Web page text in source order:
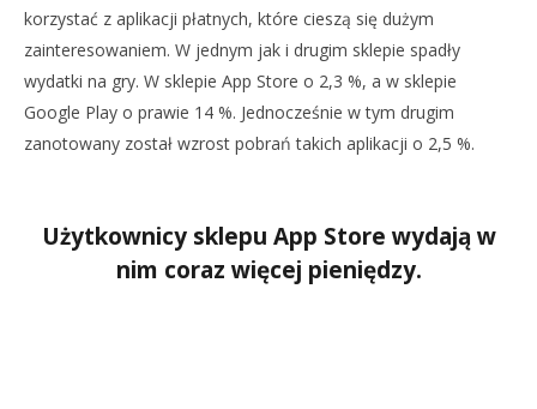
korzystać z aplikacji płatnych, które cieszą się dużym
zainteresowaniem. W jednym jak i drugim sklepie spadły
wydatki na gry. W sklepie App Store o 2,3 %, a w sklepie
Google Play o prawie 14 %. Jednocześnie w tym drugim
zanotowany został wzrost pobrań takich aplikacji o 2,5 %.
Użytkownicy sklepu App Store wydają w
nim coraz więcej pieniędzy.